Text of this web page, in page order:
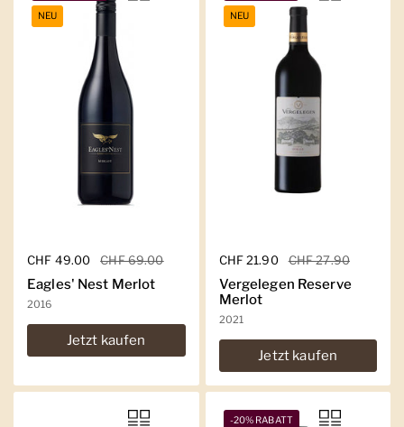
Regulärer Preis
CHF 49.00 Sale-Preis
CHF 69.00
Eagles' Nest Merlot
2016
Jetzt kaufen
NEU
Regulärer Preis
CHF 21.90 Sale-Preis
CHF 27.90
Vergelegen Reserve
Merlot
2021
Jetzt kaufen
NEU
-20% RABATT